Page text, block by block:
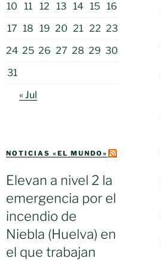
10
11 12 13 14 15 16
17 18 19 20 21 22 23
24 25 26 27 28 29 30
31
« Jul
NOTICIAS «EL MUNDO»
Elevan a nivel 2 la
emergencia por el
incendio de
Niebla (Huelva) en
el que trabajan